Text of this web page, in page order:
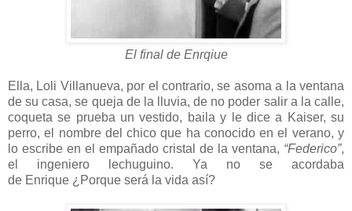
El final de Enrqiue
Ella, Loli Villanueva, por el contrario, se asoma a la ventana
de su casa, se queja de la lluvia, de no poder salir a la calle,
coqueta se prueba un vestido, baila y le dice a Kaiser, su
perro, el nombre del chico que ha conocido en el verano, y
lo escribe en el empañado cristal de la ventana, “Federico”,
el ingeniero lechuguino. Ya no se acordaba
de Enrique ¿Porque será la vida así?